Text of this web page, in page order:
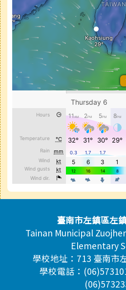
頁尾區域內容臺南市左鎮區左
Tainan Municipal
Elementary
學校地址：713 臺南市
學校電話：